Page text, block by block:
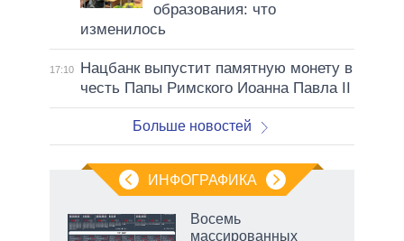
образования: что
изменилось
17:10
Нацбанк выпустит памятную монету в
честь Папы Римского Иоанна Павла II
Больше новостей
ИНФОГРАФИКА
Восемь
массированных